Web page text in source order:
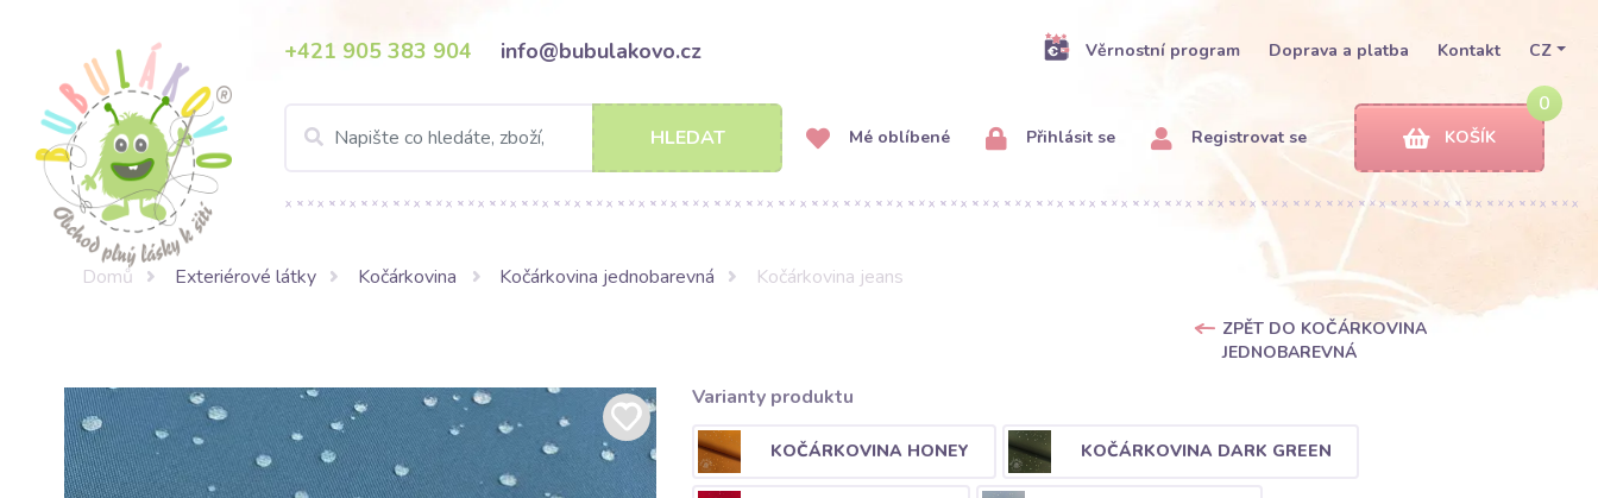
+421 905 383 904 info@bubulakovo.cz Věrnostní program Doprava a platba Kontakt CZ
HLEDAT Mé oblíbené Přihlásit se Registrovat se
0
KOŠÍK
Domů Exteriérové látky Kočárkovina Kočárkovina jednobarevná Kočárkovina jeans
ZPĚT DO KOČÁRKOVINA
JEDNOBAREVNÁ
Varianty produktu
KOČÁRKOVINA HONEY KOČÁRKOVINA DARK GREEN